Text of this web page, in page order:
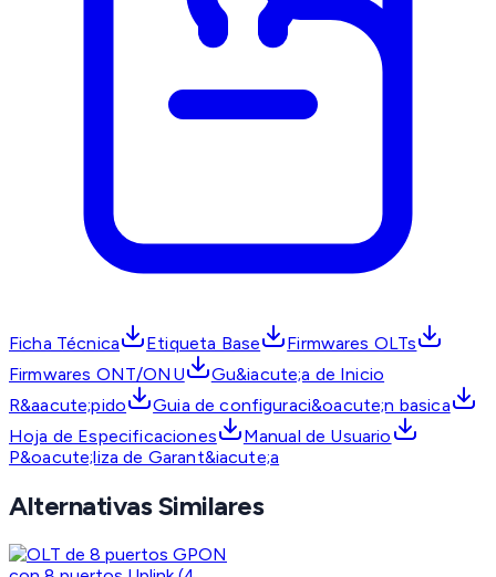
Ficha Técnica Etiqueta Base
Firmwares OLTs
Firmwares ONT/ONU
Gu&iacute;a de Inicio
R&aacute;pido
Guia de configuraci&oacute;n basica
Hoja de Especificaciones
Manual de Usuario
P&oacute;liza de Garant&iacute;a
Alternativas Similares